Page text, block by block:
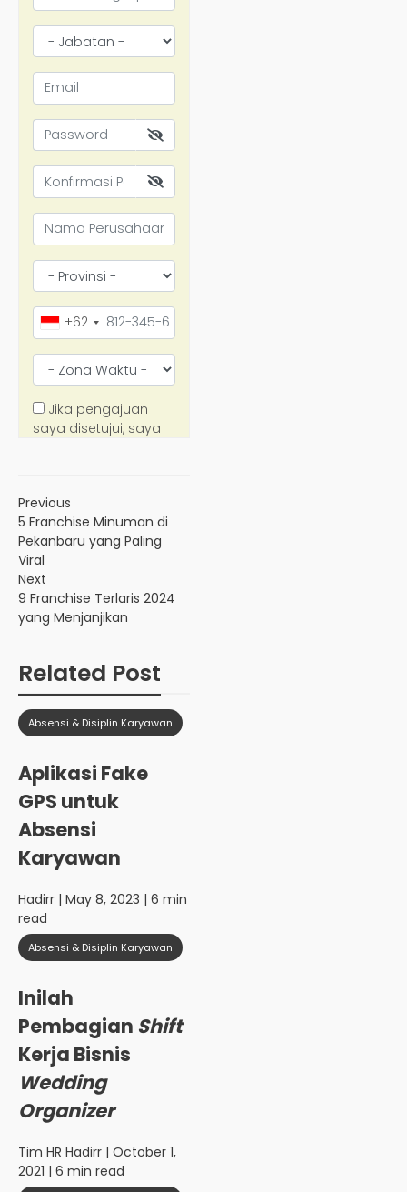
Previous
5 Franchise Minuman di
Pekanbaru yang Paling
Viral
Next
9 Franchise Terlaris 2024
yang Menjanjikan
Related Post
Absensi & Disiplin Karyawan
Aplikasi Fake
GPS untuk
Absensi
Karyawan
Hadirr | May 8, 2023 | 6 min
read
Absensi & Disiplin Karyawan
Inilah
Pembagian Shift
Kerja Bisnis
Wedding
Organizer
Tim HR Hadirr | October 1,
2021 | 6 min read